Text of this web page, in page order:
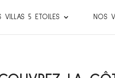
VILLAS 5 ETOILES NOS